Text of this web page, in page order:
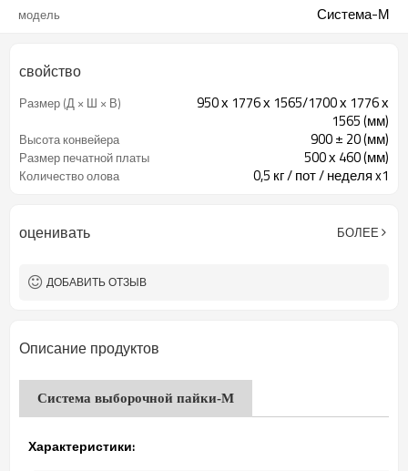
модель Система-М
свойство
Размер (Д × Ш × В)
950 х 1776 х 1565/1700 х 1776 х
1565 (мм)
Высота конвейера 900 ± 20 (мм)
Размер печатной платы 500 х 460 (мм)
Количество олова 0,5 кг / пот / неделя x1
оценивать БОЛЕЕ
ДОБАВИТЬ ОТЗЫВ
Описание продуктов
Система выборочной пайки-М
Характеристики: